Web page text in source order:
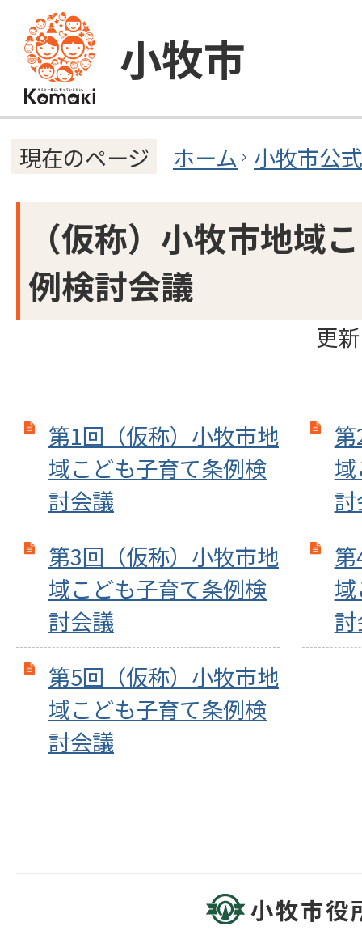
小牧市
現在のページ ホーム 小牧市公
（仮称）小牧市地域
例検討会議
更
第1回（仮称）小牧市地
域こども子育て条例検
討会議
第3回（仮称）小牧市地
域こども子育て条例検
討会議
第5回（仮称）小牧市地
域こども子育て条例検
討会議
小牧市役